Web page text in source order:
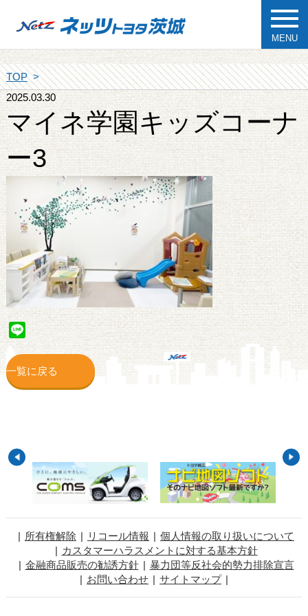
MENU
TOP
2025.03.30
マイネ学園キッズコーナ
ー3
Line
一覧に戻る
所有権解除 リコール情報
個人情報の取り扱いについて
カスタマーハラスメントに対する基本方針
金融商品販売の勧誘方針
暴力団等反社会的勢力排除宣言
お問い合わせ
サイトマップ